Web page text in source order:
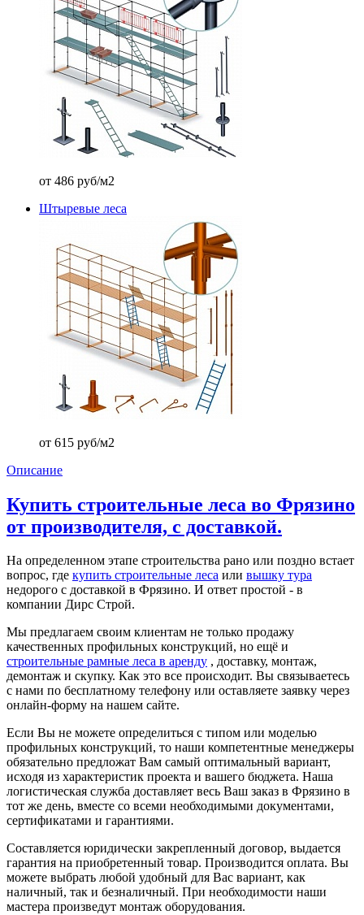
от 486 руб/м2
Штыревые леса
от 615 руб/м2
Описание
Купить строительные леса во Фрязино
от производителя, с доставкой.
На определенном этапе строительства рано или поздно встает
вопрос, где купить строительные леса или вышку тура
недорого с доставкой в Фрязино. И ответ простой - в
компании Дирс Строй.
Мы предлагаем своим клиентам не только продажу
качественных профильных конструкций, но ещё и
строительные рамные леса в аренду , доставку, монтаж,
демонтаж и скупку. Как это все происходит. Вы связываетесь
с нами по бесплатному телефону или оставляете заявку через
онлайн-форму на нашем сайте.
Если Вы не можете определиться с типом или моделью
профильных конструкций, то наши компетентные менеджеры
обязательно предложат Вам самый оптимальный вариант,
исходя из характеристик проекта и вашего бюджета. Наша
логистическая служба доставляет весь Ваш заказ в Фрязино в
тот же день, вместе со всеми необходимыми документами,
сертификатами и гарантиями.
Составляется юридически закрепленный договор, выдается
гарантия на приобретенный товар. Производится оплата. Вы
можете выбрать любой удобный для Вас вариант, как
наличный, так и безналичный. При необходимости наши
мастера произведут монтаж оборудования.